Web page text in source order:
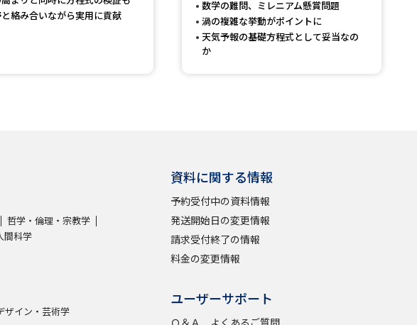
デジタルパンフレット
ページ（高2生用）
スなどを調べる
絡み合いながら実用に貢献
数学の難問、ミレニアム懸賞問題
渦の複雑な挙動がポイントに
天気予報の基礎方程式として妥当なの
か
哲学・倫理・宗教学
間科学
ザイン・芸術学
資料に関する情報
予約受付中の資料情報
発送開始日の変更情報
請求受付終了の情報
料金の変更情報
ユーザーサポート
Ｑ＆Ａ よくあるご質問